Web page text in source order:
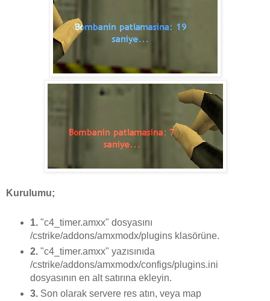
Kurulumu;
1."c4_timer.amxx" dosyasını
/cstrike/addons/amxmodx/plugins klasörüne.
2."c4_timer.amxx" yazısınıda
/cstrike/addons/amxmodx/configs/plugins.ini
dosyasının en alt satırına ekleyin.
3.Son olarak servere res atın, veya map